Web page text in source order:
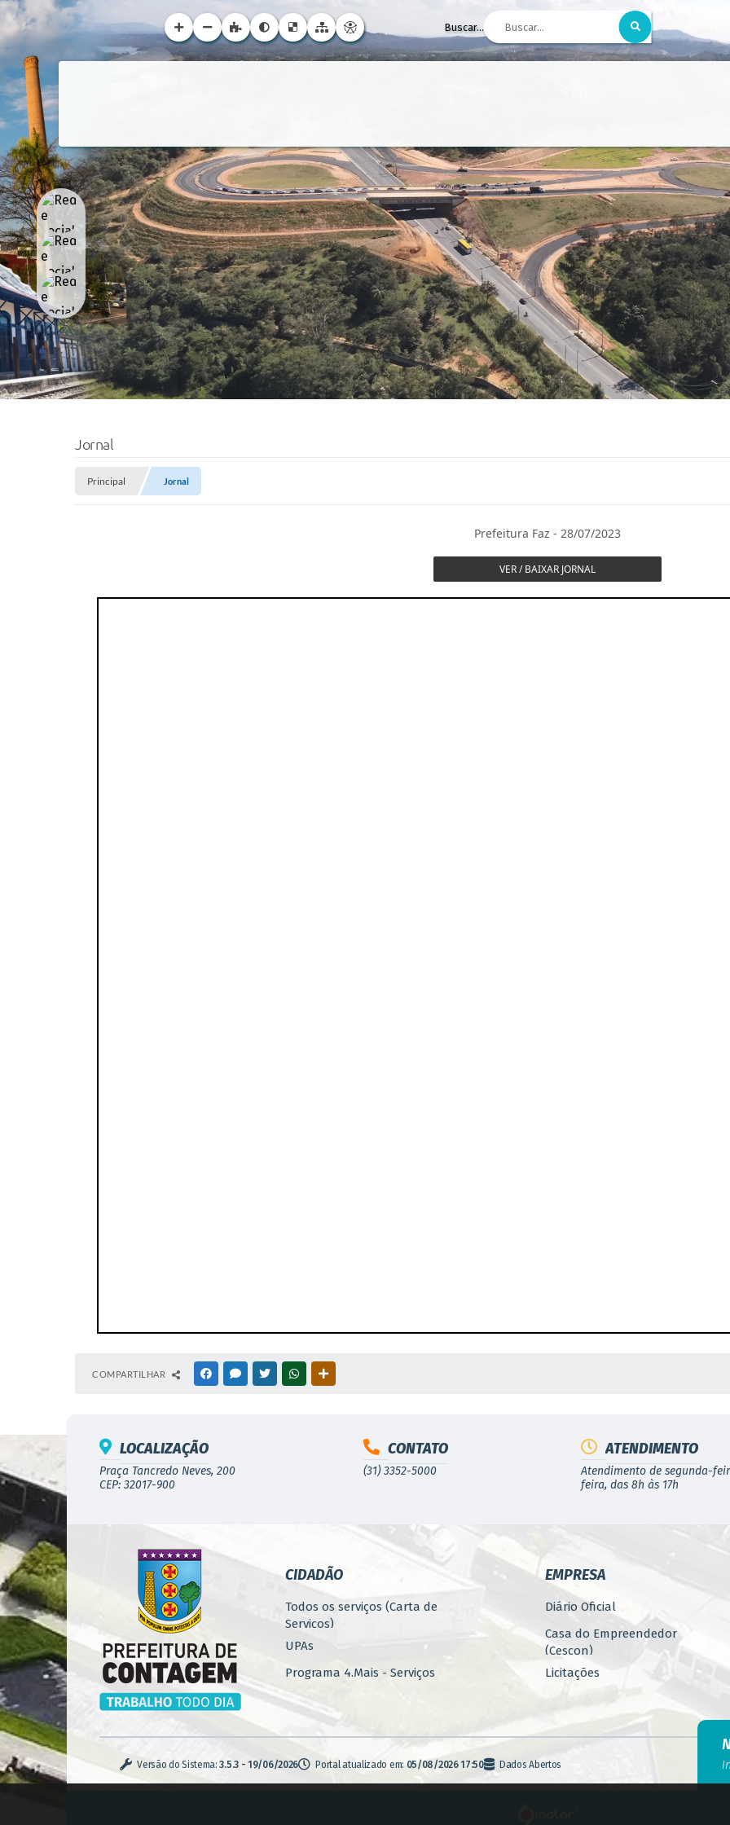
Buscar...
Jornal
Principal Jornal
Prefeitura Faz - 28/07/2023
VER / BAIXAR JORNAL
COMPARTILHAR FACEBOOKMESSENGER
TWITTERWHATSAPP
LOCALIZAÇÃO
Praça Tancredo Neves, 200
CEP: 32017-900
CONTATO
(31) 3352-5000
ATENDIMENTO
Atendimento de segunda-
feira, das 8h às 17h
CIDADÃO
Todos os serviços (Carta de
Serviços)
UPAs
Programa 4.Mais - Serviços
Concursos
Iluminação Pública
Zoonoses
EMPRESA
Diário Oficial
Casa do Empreendedor
(Cescon)
Licitações
Programa 4.Mais - Serviços
e Empreendedorismo
Versão do Sistema:3.5.3 - 19/06/2026 Portal atualizado em: 05/08/2026 17:50 Dados Abertos